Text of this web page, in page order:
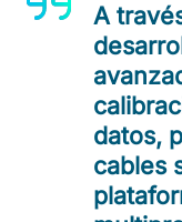
A
datos,
cables